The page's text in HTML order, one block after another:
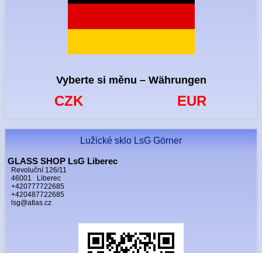
Vyberte si měnu – Währungen
CZK EUR
Lužické sklo LsG Görner
GLASS SHOP LsG Liberec
Revoluční 126/11
46001 Liberec
+420777722685
+420487722685
lsg@atlas.cz